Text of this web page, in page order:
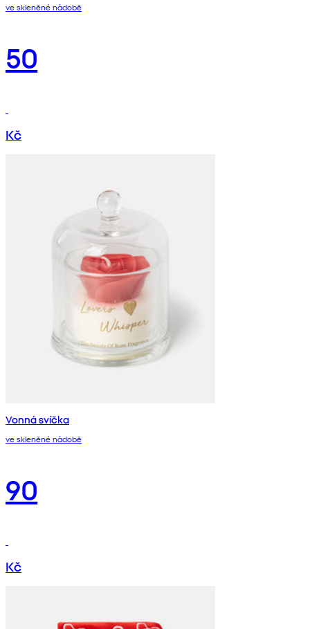
ve skleněné nádobě
50
Kč
Vonná svíčka
ve skleněné nádobě
90
Kč